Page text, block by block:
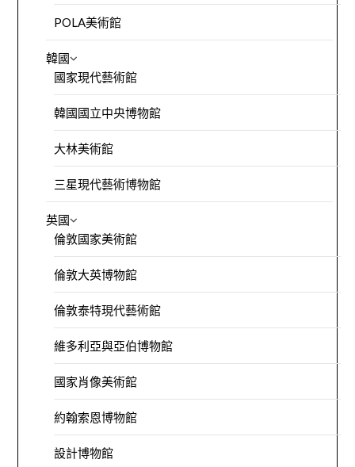
POLA美術館
韓國
國家現代藝術館
韓國國立中央博物館
大林美術館
三星現代藝術博物館
英國
倫敦國家美術館
倫敦大英博物館
倫敦泰特現代藝術館
維多利亞與亞伯博物館
國家肖像美術館
約翰索恩博物館
設計博物館